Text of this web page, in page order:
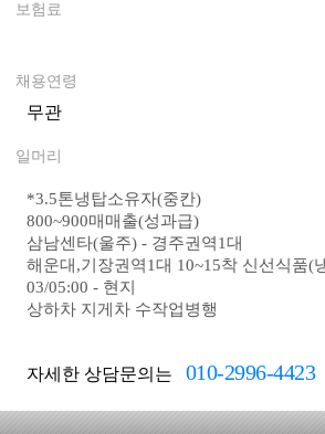
보험료
채용연령
무관
일머리
*3.5톤냉탑소유자(중칸)
800~900매매출(성과급)
삼남센타(울주) - 경주권역1대
해운대,기장권역1대 10~15착 신선식품(
03/05:00 - 현지
상하차 지게차 수작업병행
자세한 상담문의는 010-2996-4423